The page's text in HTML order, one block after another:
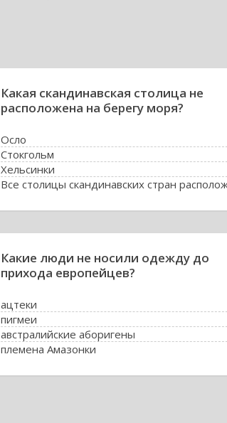
Какая скандинавская столица не
расположена на берегу моря?
Осло
Стокгольм
Хельсинки
Какие люди не носили одежду до
прихода европейцев?
ацтеки
пигмеи
австралийские аборигены
племена Амазонки